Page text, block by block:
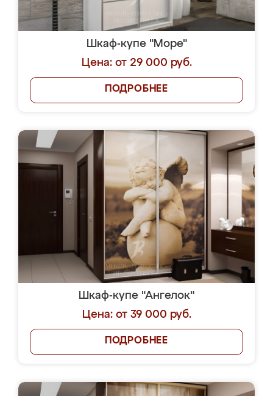
Шкаф-купе "Море"
Цена: от 29 000 руб.
ПОДРОБНЕЕ
Шкаф-купе "Ангелок"
Цена: от 39 000 руб.
ПОДРОБНЕЕ